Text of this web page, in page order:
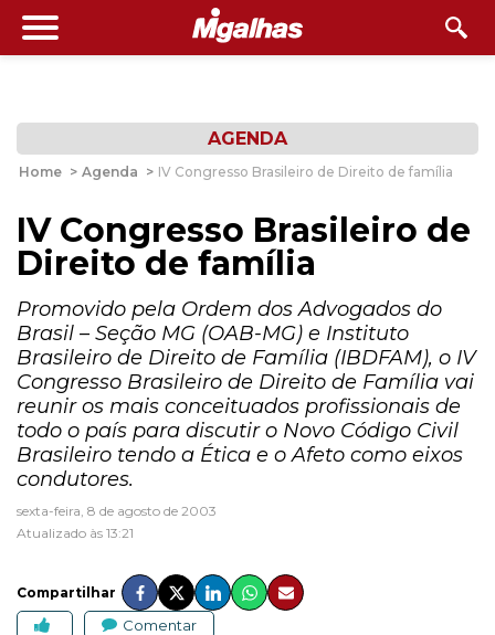
AGENDA
Home > Agenda > IV Congresso Brasileiro de Direito de família
IV Congresso Brasileiro de
Direito de família
Promovido pela Ordem dos Advogados do
Brasil – Seção MG (OAB-MG) e Instituto
Brasileiro de Direito de Família (IBDFAM), o IV
Congresso Brasileiro de Direito de Família vai
reunir os mais conceituados profissionais de
todo o país para discutir o Novo Código Civil
Brasileiro tendo a Ética e o Afeto como eixos
condutores.
sexta-feira, 8 de agosto de 2003
Atualizado às 13:21
Compartilhar
Comentar